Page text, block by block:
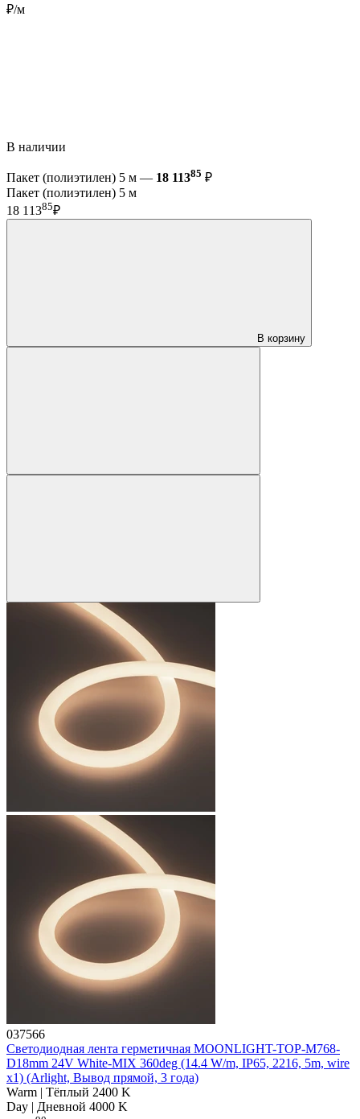
₽/м
В наличии
Пакет (полиэтилен) 5 м — 18 11385 ₽
Пакет (полиэтилен) 5 м
18 11385₽
В корзину
037566
Светодиодная лента герметичная MOONLIGHT-TOP-M768-
D18mm 24V White-MIX 360deg (14.4 W/m, IP65, 2216, 5m, wire
x1) (Arlight, Вывод прямой, 3 года)
Warm | Тёплый 2400 K
Day | Дневной 4000 K